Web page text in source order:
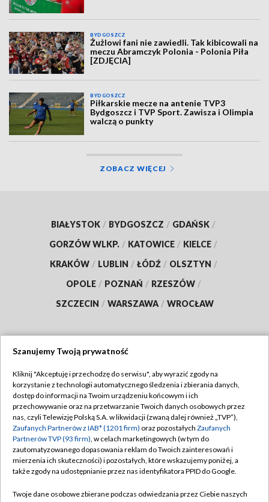
BYDGOSZCZ
Żużlowi fani nie zawiedli. Tak kibicowali na
meczu Abramczyk Polonia - Polonia Piła
[ZDJĘCIA]
BYDGOSZCZ
Piłkarskie mecze na antenie TVP3
Bydgoszcz i TVP Sport. Zawisza i Olimpia
walczą o punkty
ZOBACZ WIĘCEJ
BIAŁYSTOK / BYDGOSZCZ / GDAŃSK /
GORZÓW WLKP. / KATOWICE / KIELCE /
KRAKÓW / LUBLIN / ŁÓDŹ / OLSZTYN /
OPOLE / POZNAŃ / RZESZÓW /
SZCZECIN / WARSZAWA / WROCŁAW
TVP
Abonament TVP
Emisja w TVP
Centrum informacji TVP
Naziemna Telewizja Cyfrowa
Regulamin TVP
Polityka prywatności
Moje zgody
Pomoc
Szanujemy Twoją prywatność
Kliknij "Akceptuję i przechodzę do serwisu", aby wyrazić zgody na
korzystanie z technologii automatycznego śledzenia i zbierania danych,
dostęp do informacji na Twoim urządzeniu końcowym i ich
przechowywanie oraz na przetwarzanie Twoich danych osobowych przez
nas, czyli Telewizję Polską S.A. w likwidacji (zwaną dalej również „TVP”),
Zaufanych Partnerów z IAB* (1201 firm) oraz pozostałych Zaufanych
Partnerów TVP (93 firm), w celach marketingowych (w tym do
zautomatyzowanego dopasowania reklam do Twoich zainteresowań i
mierzenia ich skuteczności) i pozostałych, które wskazujemy poniżej, a
także zgody na udostępnianie przez nas identyfikatora PPID do Google.
Twoje dane osobowe zbierane podczas odwiedzania przez Ciebie naszych